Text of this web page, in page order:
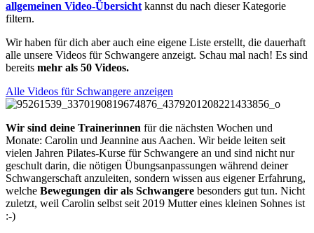
allgemeinen Video-Übersicht kannst du nach dieser Kategorie
filtern.
Wir haben für dich aber auch eine eigene Liste erstellt, die dauerhaft
alle unsere Videos für Schwangere anzeigt. Schau mal nach! Es sind
bereits mehr als 50 Videos.
Alle Videos für Schwangere anzeigen
Wir sind deine Trainerinnen für die nächsten Wochen und
Monate: Carolin und Jeannine aus Aachen. Wir beide leiten seit
vielen Jahren Pilates-Kurse für Schwangere an und sind nicht nur
geschult darin, die nötigen Übungsanpassungen während deiner
Schwangerschaft anzuleiten, sondern wissen aus eigener Erfahrung,
welche Bewegungen dir als Schwangere besonders gut tun. Nicht
zuletzt, weil Carolin selbst seit 2019 Mutter eines kleinen Sohnes ist
:-)